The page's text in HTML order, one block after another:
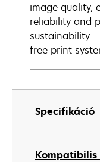
Specifikáció
Kompatibilis
image quality,
reliability and
sustainability
free print